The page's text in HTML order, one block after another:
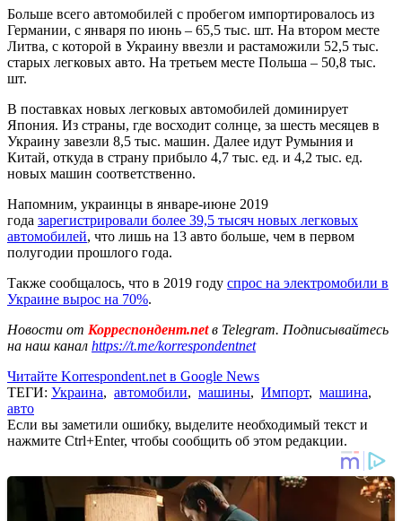
Больше всего автомобилей с пробегом импортировалось из
Германии, с января по июнь – 65,5 тыс. шт. На втором месте
Литва, с которой в Украину ввезли и растаможили 52,5 тыс.
старых легковых авто. На третьем месте Польша – 50,8 тыс.
шт.
В поставках новых легковых автомобилей доминирует
Япония. Из страны, где восходит солнце, за шесть месяцев в
Украину завезли 8,5 тыс. машин. Далее идут Румыния и
Китай, откуда в страну прибыло 4,7 тыс. ед. и 4,2 тыс. ед.
новых машин соответственно.
Напомним, украинцы в январе-июне 2019
года зарегистрировали более 39,5 тысяч новых легковых
автомобилей, что лишь на 13 авто больше, чем в первом
полугодии прошлого года.
Также сообщалось, что в 2019 году спрос на электромобили в
Украине вырос на 70%.
Новости от Корреспондент.netв Telegram. Подписывайтесь
на наш канал https://t.me/korrespondentnet
Читайте Korrespondent.net в Google News
ТЕГИ: Украина, автомобили, машины, Импорт, машина,
авто
Если вы заметили ошибку, выделите необходимый текст и
нажмите Ctrl+Enter, чтобы сообщить об этом редакции.